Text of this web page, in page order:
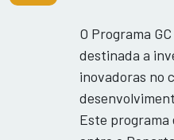
O Programa
destinada a
inovadoras no
Este